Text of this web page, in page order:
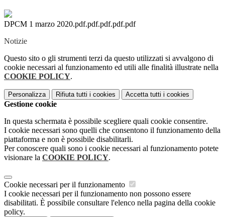
DPCM 1 marzo 2020.pdf.pdf.pdf.pdf.pdf
Notizie
Questo sito o gli strumenti terzi da questo utilizzati si avvalgono di
cookie necessari al funzionamento ed utili alle finalità illustrate nella
COOKIE POLICY.
Personalizza Rifiuta tutti i cookies Accetta tutti i cookies
Gestione cookie
In questa schermata è possibile scegliere quali cookie consentire.
I cookie necessari sono quelli che consentono il funzionamento della
piattaforma e non è possibile disabilitarli.
Per conoscere quali sono i cookie necessari al funzionamento potete
visionare la COOKIE POLICY.
Cookie necessari per il funzionamento
I cookie necessari per il funzionamento non possono essere
disabilitati. È possibile consultare l'elenco nella pagina della cookie
policy.